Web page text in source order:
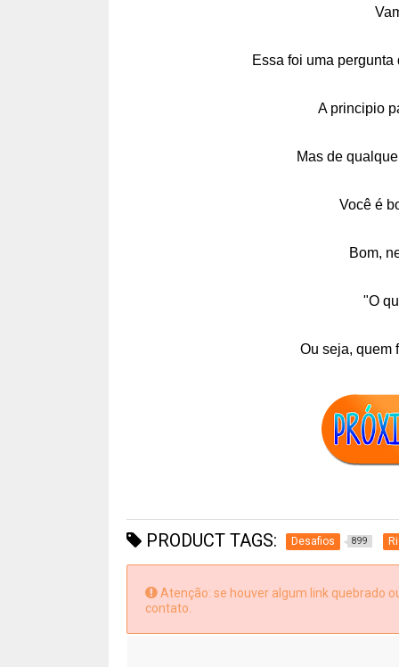
Essa foi uma
A principio
Mas de
Você é
Bom,
"O
Ou seja, quem
PRODUCT TAGS: Desafios 899
Atenção: se houver algum link quebrado
contato.